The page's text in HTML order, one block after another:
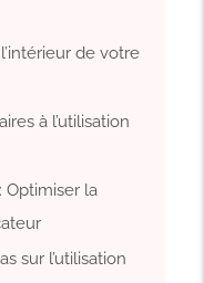
de votre
à l’utilisation
Optimiser la
sur l’utilisation